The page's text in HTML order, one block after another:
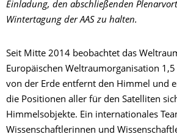
Einladung, den abschließenden
Wintertagung der AAS zu halten.
Seit Mitte 2014 beobachtet das
Europäischen Weltraumorganisation
von der Erde entfernt den Himmel und
die Positionen aller für den Satelliten
Himmelsobjekte. Ein internationales
Wissenschaftlerinnen und